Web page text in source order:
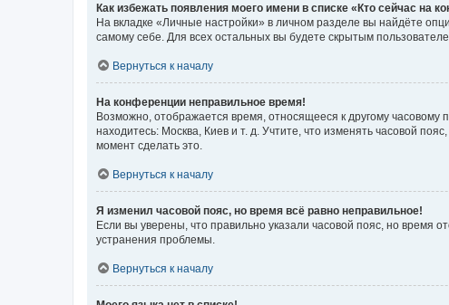
Как избежать появления моего имени в списке «Кто сейчас на
На вкладке «Личные настройки» в личном разделе вы найдёте
самому себе. Для всех остальных вы будете скрытым
Вернуться к началу
На конференции неправильное время!
Возможно, отображается время, относящееся к другому часовому
находитесь: Москва, Киев и т. д. Учтите, что изменять часовой
момент сделать это.
Вернуться к началу
Я изменил часовой пояс, но время всё равно неправильное!
Если вы уверены, что правильно указали часовой пояс, но время
устранения проблемы.
Вернуться к началу